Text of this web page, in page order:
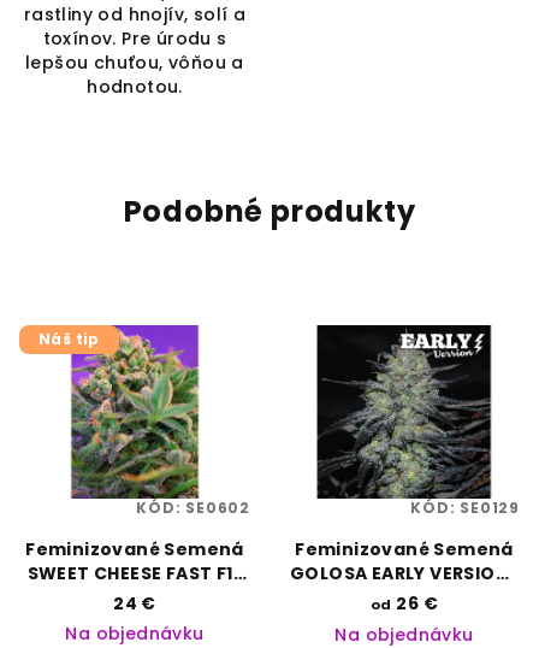
rastliny od hnojív, solí a
toxínov. Pre úrodu s
lepšou chuťou, vôňou a
hodnotou.
Podobné produkty
Náš tip
Feminizované Semená
SWEET CHEESE FAST F1 |
SWEET SEEDS
24 €
Na objednávku
KÓD: SE0602
Feminizované Semená
GOLOSA EARLY VERSION |
DELICIOUS SEEDS
od 26 €
Na objednávku
KÓD: SE0129